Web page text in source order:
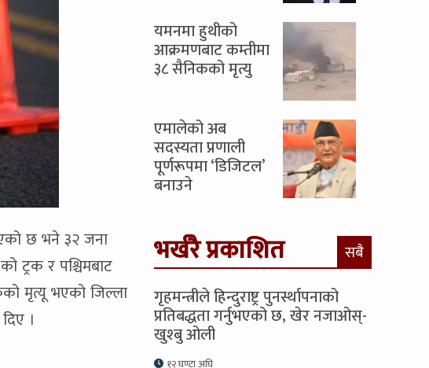
छ भने ३२ जना
ट्रक र पश्चिमबाट
मृत्यू भएको जिल्ला
।
यमनमा हुथीको
आक्रमणबाट कम्तीमा
३८ सैनिकको मृत्यु
एमालेको अब
सदस्यता प्रणाली
पूर्णरूपमा ‘डिजिटल’
बनाउने
भर्खरै प्रकाशित सबै
गृहमन्त्रीले हिन्दुराष्ट्र पुनर्स्थापनाको
प्रतिबद्धता गर्नुभएको छ, खेर नजाओस्-
खुश्बु ओली
१२ घण्टा अघि